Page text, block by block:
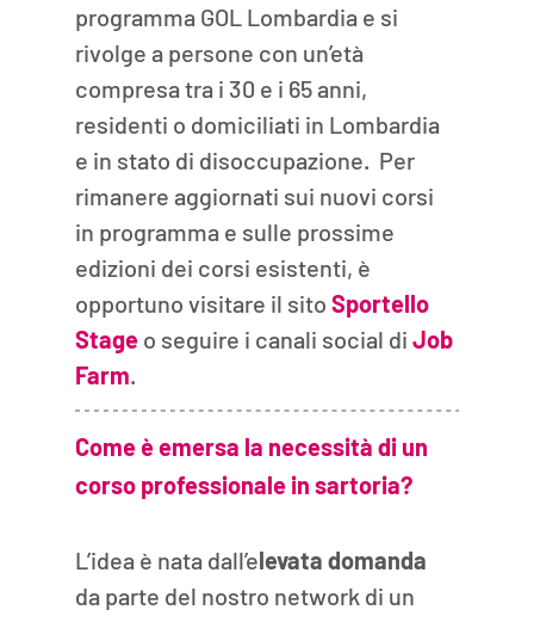
programma GOL Lombardia e si
rivolge a persone con un’età
compresa tra i 30 e i 65 anni,
residenti o domiciliati in Lombardia
e in stato di disoccupazione.  Per
rimanere aggiornati sui nuovi corsi
in programma e sulle prossime
edizioni dei corsi esistenti, è
opportuno visitare il sito Sportello
Stage o seguire i canali social di Job
Farm.
Come è emersa la necessità di un
corso professionale in sartoria?
L’idea è nata dall’elevata domanda
da parte del nostro network di un